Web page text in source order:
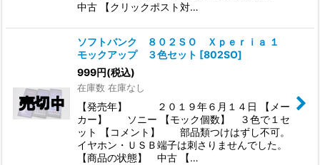
中古 【クリックポスト対…
ソフトバンク ８０２ＳＯ Ｘｐｅｒｉａ １
モックアップ ３色セット [802SO]
999円(税込)
在庫数 在庫なし
【発売年】 ２０１９年６月１４日 【メー
カー】 ソニー 【モック個数】 ３色で１セ
ット 【コメント】 部品類つけはずし不可。
イヤホン・ＵＳＢ端子は刺さりませんでした。
【商品の状態】 中古 【…